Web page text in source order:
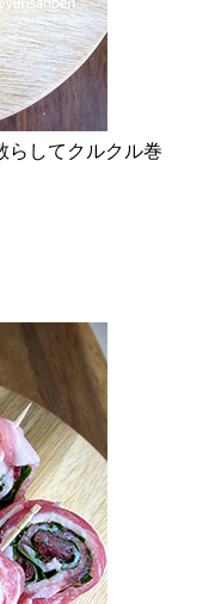
らしてクルクル巻